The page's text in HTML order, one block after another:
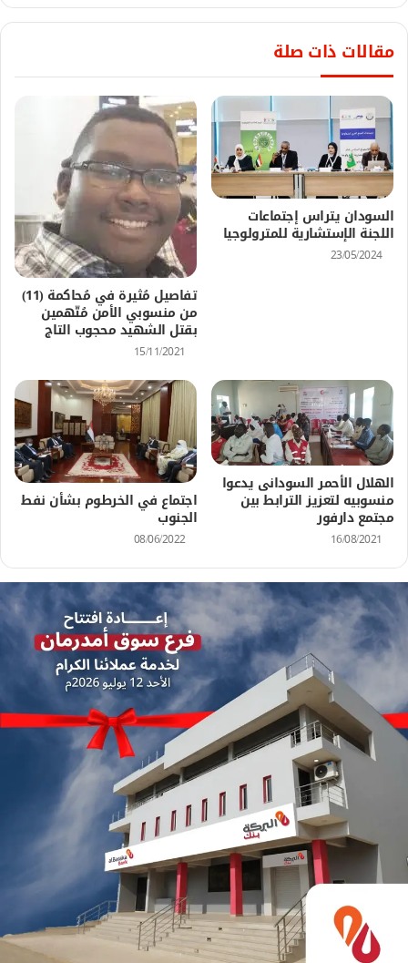
مقالات ذات صلة
السودان يتراس إجتماعات
اللجنة الإستشارية للمترولوجيا
23/05/2024
تفاصيل مُثيرة في مُحاكمة (11)
من منسوبي الأمن مُتّهمين
بقتل الشهيد محجوب التاج
15/11/2021
الهلال الأحمر السودانى يدعوا
منسوبيه لتعزيز الترابط بين
مجتمع دارفور
16/08/2021
اجتماع في الخرطوم بشأن نفط
الجنوب
08/06/2022